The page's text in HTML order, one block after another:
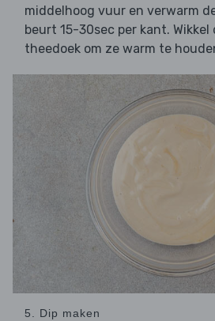
middelhoog vuur en verwarm
beurt 15-30sec per kant. Wikkel
theedoek om ze warm te
5. Dip maken